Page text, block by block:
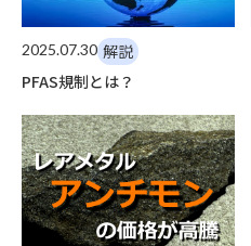
2025.07.30 解説
PFAS規制とは？